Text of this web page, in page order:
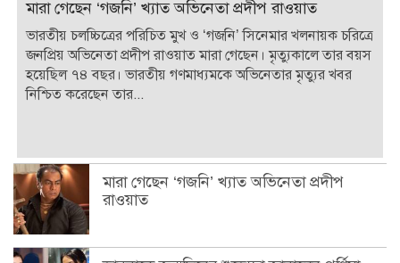
মারা গেছেন ‘গজনি’ খ্যাত অভিনেতা প্রদীপ রাওয়াত
ভারতীয় চলচ্চিত্রের পরিচিত মুখ ও ‘গজনি’ সিনেমার খলনায়ক চরিত্রে
জনপ্রিয় অভিনেতা প্রদীপ রাওয়াত মারা গেছেন। মৃত্যুকালে তার বয়স
হয়েছিল ৭৪ বছর। ভারতীয় গণমাধ্যমকে অভিনেতার মৃত্যুর খবর
নিশ্চিত করেছেন তার...
মারা গেছেন ‘গজনি’ খ্যাত অভিনেতা প্রদীপ
রাওয়াত